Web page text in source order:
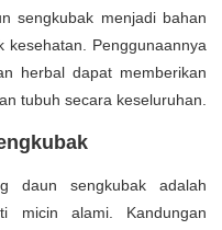
sengkubak menjadi bahan
Penggunaannya
herbal dapat memberikan
tubuh secara keseluruhan.
daun sengkubak adalah
micin alami. Kandungan